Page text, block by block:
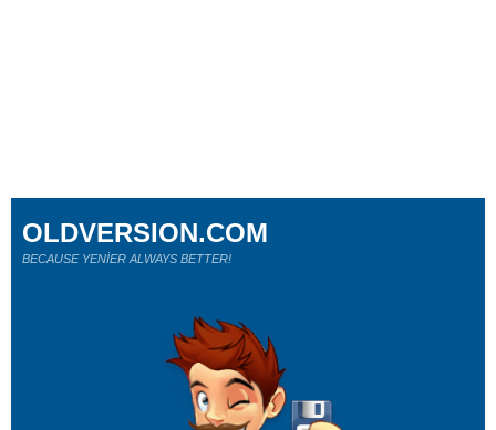
OLDVERSION.COM
BECAUSE YENİER ALWAYS BETTER!